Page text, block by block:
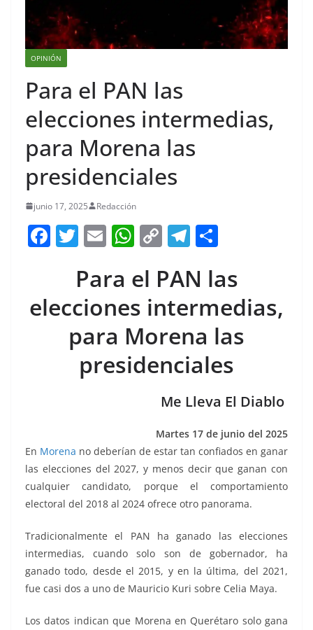
OPINIÓN
Para el PAN las
elecciones intermedias,
para Morena las
presidenciales
junio 17, 2025 Redacción
F
e
b
T
itt
er
E
ai
l
W
at
s
A
p
p
C
p
y
Li
n
k
T
e
gr
a
m
ar
e
Para el PAN las
elecciones intermedias,
para Morena las
presidenciales
Me Lleva El Diablo
Martes 17 de junio del 2025
En Morena no deberían de estar tan confiados en ganar
las elecciones del 2027, y menos decir que ganan con
cualquier candidato, porque el comportamiento
electoral del 2018 al 2024 ofrece otro panorama.
Tradicionalmente el PAN ha ganado las elecciones
intermedias, cuando solo son de gobernador, ha
ganado todo, desde el 2015, y en la última, del 2021,
fue casi dos a uno de Mauricio Kuri sobre Celia Maya.
Los datos indican que Morena en Querétaro solo gana